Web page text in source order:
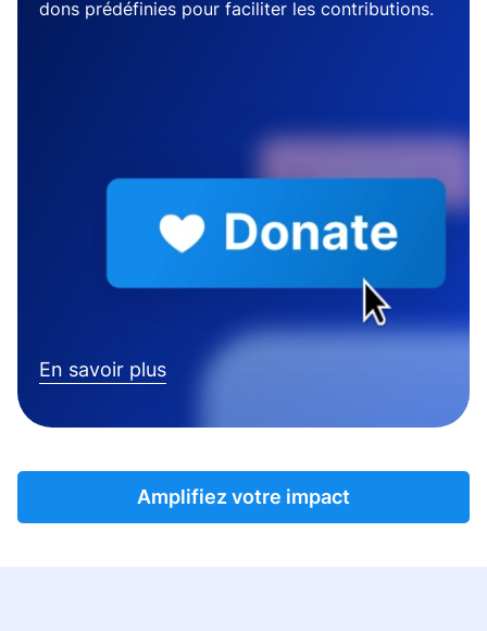
dons prédéfinies pour faciliter les contributions.
En savoir plus
Amplifiez votre impact